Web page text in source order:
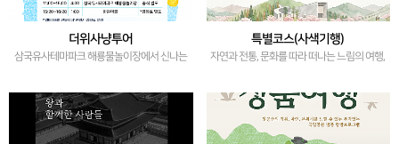
더위사냥투어
삼국유사테마파크 해룡물놀이장에서 신나는
특별코스(사색기행)
자연과 전통, 문화를 따라 떠나는 느림의 여행,